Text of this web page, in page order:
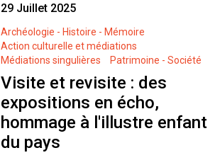
29 Juillet 2025
Archéologie - Histoire - Mémoire
Action culturelle et médiations
Médiations singulières
Patrimoine - Société
Visite et revisite : des
expositions en écho,
hommage à l'illustre enfant
du pays